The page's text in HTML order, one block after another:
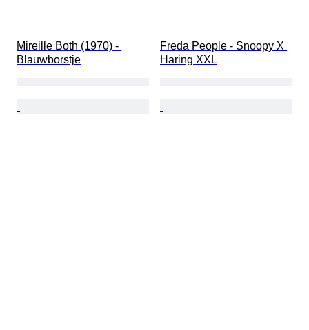
Mireille Both (1970) -
Blauwborstje
Freda People - Snoopy X
Haring XXL